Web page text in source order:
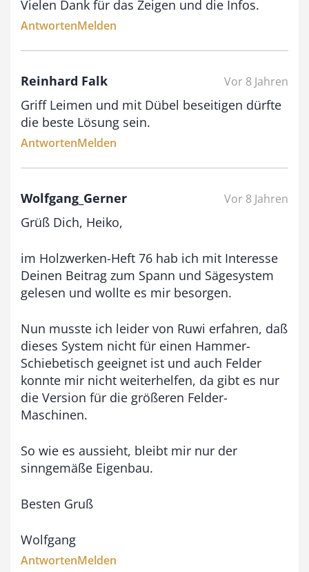
Vielen Dank für das Zeigen und die Infos.
AntwortenMelden
Reinhard Falk Vor 8 Jahren
Griff Leimen und mit Dübel beseitigen dürfte
die beste Lösung sein.
AntwortenMelden
Wolfgang_Gerner Vor 8 Jahren
Grüß Dich, Heiko,
im Holzwerken-Heft 76 hab ich mit Interesse
Deinen Beitrag zum Spann und Sägesystem
gelesen und wollte es mir besorgen.
Nun musste ich leider von Ruwi erfahren, daß
dieses System nicht für einen Hammer-
Schiebetisch geeignet ist und auch Felder
konnte mir nicht weiterhelfen, da gibt es nur
die Version für die größeren Felder-
Maschinen.
So wie es aussieht, bleibt mir nur der
sinngemäße Eigenbau.
Besten Gruß
Wolfgang
AntwortenMelden